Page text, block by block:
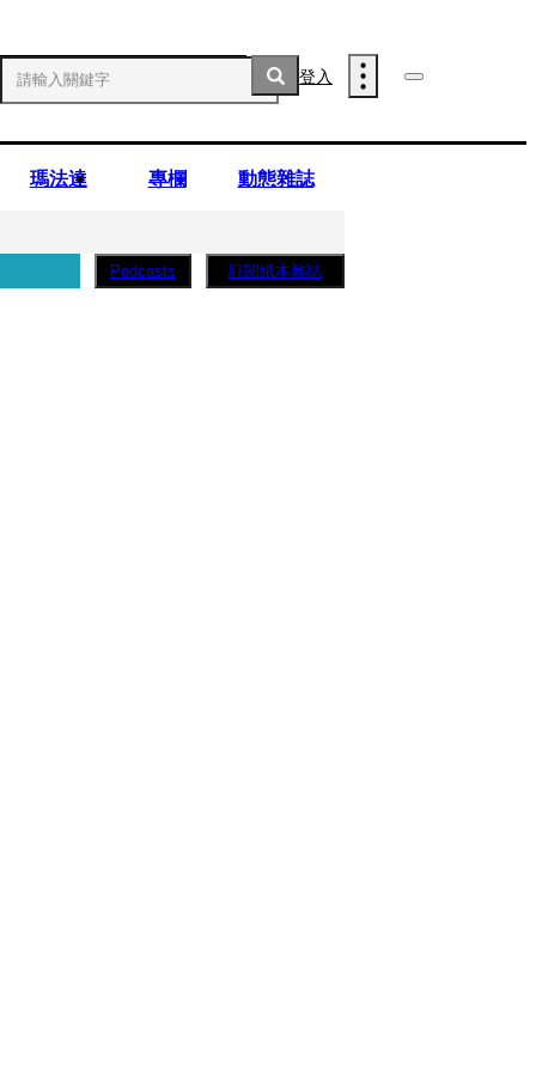
登入
瑪法達 專欄 動態雜誌
Podcasts 訂閱紙本雜誌